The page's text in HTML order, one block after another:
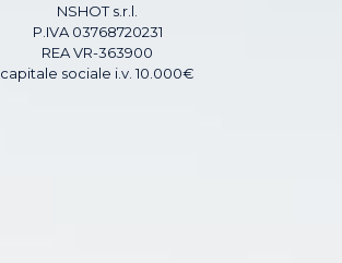
NSHOT s.r.l.
P.IVA 03768720231
REA VR-363900
capitale sociale i.v. 10.000€